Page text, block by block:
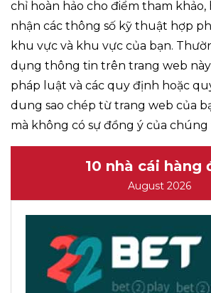
chỉ hoàn hảo cho điểm tham khảo,
nhận các thông số kỹ thuật hợp
khu vực và khu vực của bạn.
dụng thông tin trên trang web
pháp luật và các quy định hoặc
dung sao chép từ trang web của
mà không có sự đồng ý của chúng
10 nhà cái hàng
August 2026